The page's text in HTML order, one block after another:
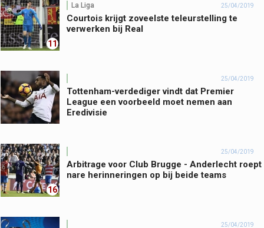
11
La Liga 25/04/2019
Courtois krijgt zoveelste teleurstelling te
verwerken bij Real
25/04/2019
Tottenham-verdediger vindt dat Premier
League een voorbeeld moet nemen aan
Eredivisie
16
25/04/2019
Arbitrage voor Club Brugge - Anderlecht roept
nare herinneringen op bij beide teams
25/04/2019